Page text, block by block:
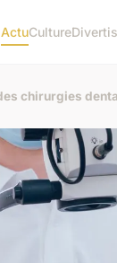
ActuCulture
chirurgies